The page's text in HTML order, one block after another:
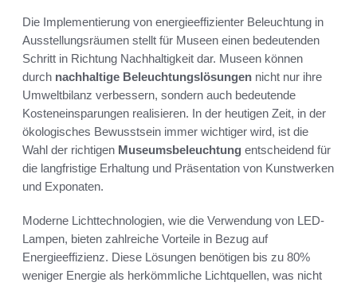
Die Implementierung von energieeffizienter Beleuchtung in
Ausstellungsräumen stellt für Museen einen bedeutenden
Schritt in Richtung Nachhaltigkeit dar. Museen können
durch nachhaltige Beleuchtungslösungen nicht nur ihre
Umweltbilanz verbessern, sondern auch bedeutende
Kosteneinsparungen realisieren. In der heutigen Zeit, in der
ökologisches Bewusstsein immer wichtiger wird, ist die
Wahl der richtigen Museumsbeleuchtung entscheidend für
die langfristige Erhaltung und Präsentation von Kunstwerken
und Exponaten.
Moderne Lichttechnologien, wie die Verwendung von LED-
Lampen, bieten zahlreiche Vorteile in Bezug auf
Energieeffizienz. Diese Lösungen benötigen bis zu 80%
weniger Energie als herkömmliche Lichtquellen, was nicht